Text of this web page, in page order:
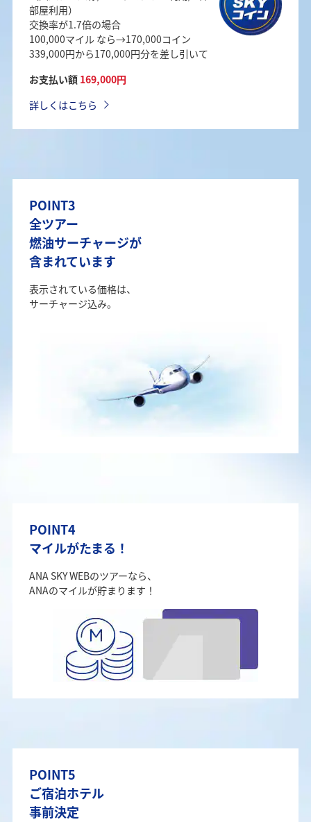
部屋利用）
交換率が1.7倍の場合
100,000マイル なら→170,000コイン
339,000円から170,000円分を差し引いて
お支払い額 169,000円
詳しくはこちら
POINT3
全ツアー
燃油サーチャージが
含まれています
表示されている価格は、
サーチャージ込み。
POINT4
マイルがたまる！
ANA SKY WEBのツアーなら、
ANAのマイルが貯まります！
POINT5
ご宿泊ホテル
事前決定